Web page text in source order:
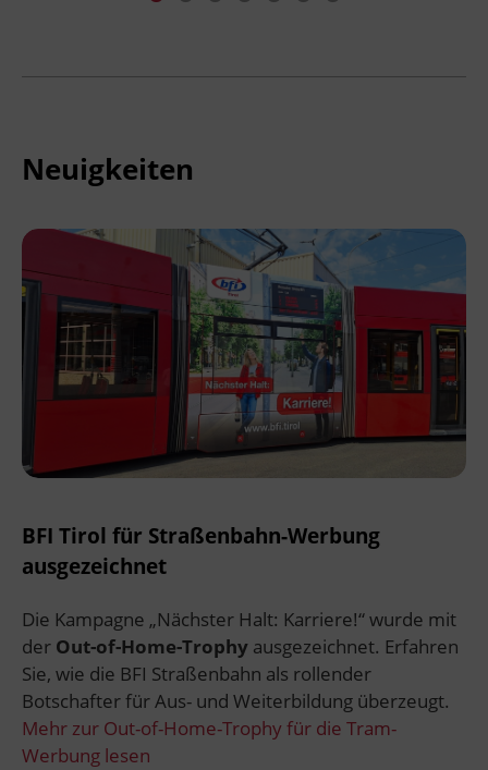
Neuigkeiten
BFI Tirol für Straßenbahn-Werbung
ausgezeichnet
Die Kampagne „Nächster Halt: Karriere!“ wurde mit
der Out-of-Home-Trophy ausgezeichnet. Erfahren
Sie, wie die BFI Straßenbahn als rollender
Botschafter für Aus- und Weiterbildung überzeugt.
Mehr zur Out-of-Home-Trophy für die Tram-
Werbung lesen